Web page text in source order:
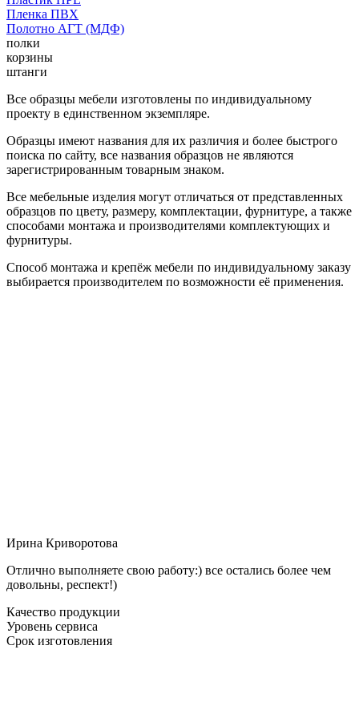
Пленка ПВХ
Полотно АГТ (МДФ)
полки
корзины
штанги
Все образцы мебели изготовлены по индивидуальному
проекту в единственном экземпляре.
Образцы имеют названия для их различия и более быстрого
поиска по сайту, все названия образцов не являются
зарегистрированным товарным знаком.
Все мебельные изделия могут отличаться от представленных
образцов по цвету, размеру, комплектации, фурнитуре, а также
способами монтажа и производителями комплектующих и
фурнитуры.
Способ монтажа и крепёж мебели по индивидуальному заказу
выбирается производителем по возможности её применения.
Ирина Криворотова
Отлично выполняете свою работу:) все остались более чем
довольны, респект!)
Качество продукции
Уровень сервиса
Срок изготовления